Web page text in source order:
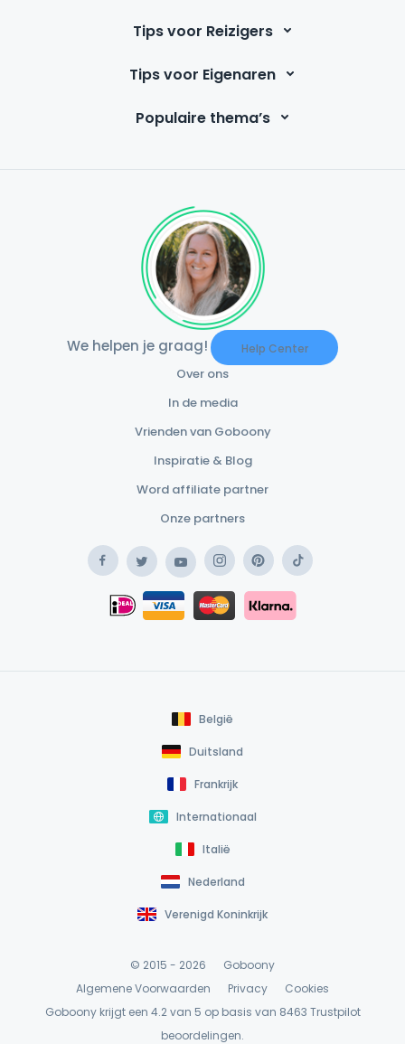
Tips voor Reizigers
Tips voor Eigenaren
Populaire thema’s
We helpen je graag! Help Center
Over ons
In de media
Vrienden van Goboony
Inspiratie & Blog
Word affiliate partner
Onze partners
FacebookTwitterYouTubeInstagramPinterestTikTok
iDEAL
Safe Payment Card
Safe Payment Klarna
België
Duitsland
Frankrijk
Internationaal
Italië
Nederland
Verenigd Koninkrijk
© 2015 - 2026
Goboony
Algemene Voorwaarden
Privacy
Cookies
Goboony krijgt een 4.2 van 5 op basis van 8463 Trustpilot
beoordelingen.